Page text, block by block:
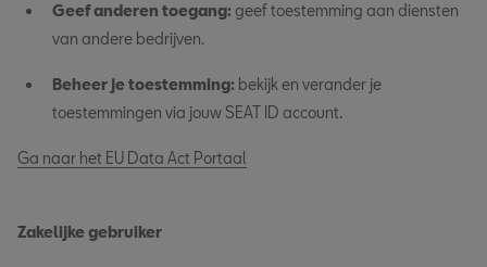
Geef anderen toegang: geef toestemming aan diensten
van andere bedrijven.
Beheer je toestemming: bekijk en verander je
toestemmingen via jouw SEAT ID account.
Ga naar het EU Data Act Portaal
Zakelijke gebruiker